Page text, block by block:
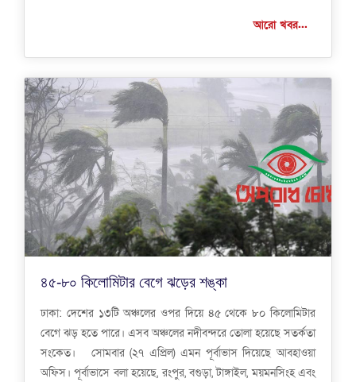
আরো খবর...
৪৫-৮০ কিলোমিটার বেগে ঝড়ের শঙ্কা
ঢাকা: দেশের ১৩টি অঞ্চলের ওপর দিয়ে ৪৫ থেকে ৮০ কিলোমিটার
বেগে ঝড় হতে পারে। এসব অঞ্চলের নদীবন্দরে তোলা হয়েছে সতর্কতা
সংকেত। সোমবার (২৭ এপ্রিল) এমন পূর্বাভাস দিয়েছে আবহাওয়া
অফিস। পূর্বাভাসে বলা হয়েছে, রংপুর, বগুড়া, টাঙ্গাইল, ময়মনসিংহ এবং